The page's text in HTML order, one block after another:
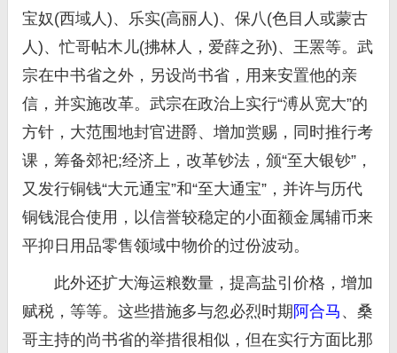
宝奴(西域人)、乐实(高丽人)、保八(色目人或蒙古
人)、忙哥帖木儿(拂林人，爱薛之孙)、王罴等。武
宗在中书省之外，另设尚书省，用来安置他的亲
信，并实施改革。武宗在政治上实行“溥从宽大”的
方针，大范围地封官进爵、增加赏赐，同时推行考
课，筹备郊祀;经济上，改革钞法，颁“至大银钞”，
又发行铜钱“大元通宝”和“至大通宝”，并许与历代
铜钱混合使用，以信誉较稳定的小面额金属辅币来
平抑日用品零售领域中物价的过份波动。
此外还扩大海运粮数量，提高盐引价格，增加
赋税，等等。这些措施多与忽必烈时期 阿合马 、桑
哥主持的尚书省的举措很相似，但在实行方面比那